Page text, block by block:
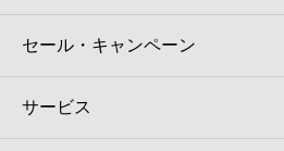
セール・キャンペーン
サービス